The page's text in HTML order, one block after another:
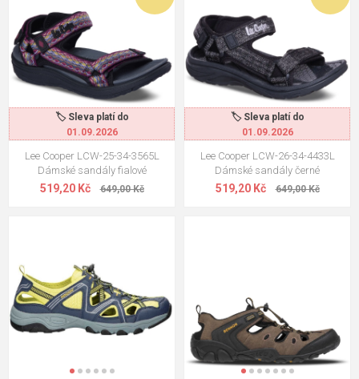
🏷️ Sleva platí do
01.09.2026
Lee Cooper LCW-25-34-3565L
Dámské sandály fialové
519,20 Kč 649,00 Kč
🏷️ Sleva platí do
01.09.2026
Lee Cooper LCW-26-34-4433L
Dámské sandály černé
519,20 Kč 649,00 Kč